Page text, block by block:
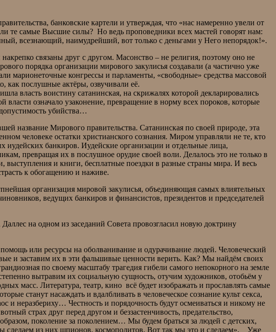
банковские картели и утверждая, что «нас намеренно увели от
те самые Высшие силы? Но ведь проповедники всех мастей говорят нам:
всезнающий, наимудрейший, вот только с деньгами у Него непорядок!».
связаны друг с другом. Масонство – не религия, поэтому оно не
порядка организации мирового закулисья создавали (а частично уже
марионеточные конгрессы и парламенты, «свободные» средства массовой
как послушные актёры, озвучивали её.
власть воистину сатанинская, на скрижалях которой декларировались
власти означало узаконение, превращение в норму всех пороков, которые
убийства…
название Мирового правительства. Сатанинская по своей природе, эта
человеке остатки христианского сознания. Миром управляли не те, кто
иудейских банкиров. Иудейские организации и отдельные лица,
превращая их в послушное орудие своей воли. Делалось это не только в
выступления и книги, бесплатные поездки в разные страны мира. И весь
страсть к обогащению и наживе.
организация мировой закулисья, объединяющая самых влиятельных
ведущих банкиров и финансистов, президентов и председателей
на одном из заседаний Совета провозгласил новую доктрину
или ресурсы на оболванивание и одурачивание людей. Человеческий
и заставим их в эти фальшивые ценности верить. Как? Мы найдём своих
по своему масштабу трагедия гибели самого непокорного на земле
вытравим их социальную сущность, отучим художников, отобьём у
масс. Литература, театр, кино всё будет изображать и прославлять самые
станут насаждать и вдалбливать в человеческое сознание культ секса,
и неразбериху… Честность и порядочность будут осмеиваться и никому не
страх друг перед другом и беззастенчивость, предательство,
поколение за поколением… Мы будем браться за людей с детских,
сделаем из них шпионов, космополитов. Вот так мы это и сделаем». Уже